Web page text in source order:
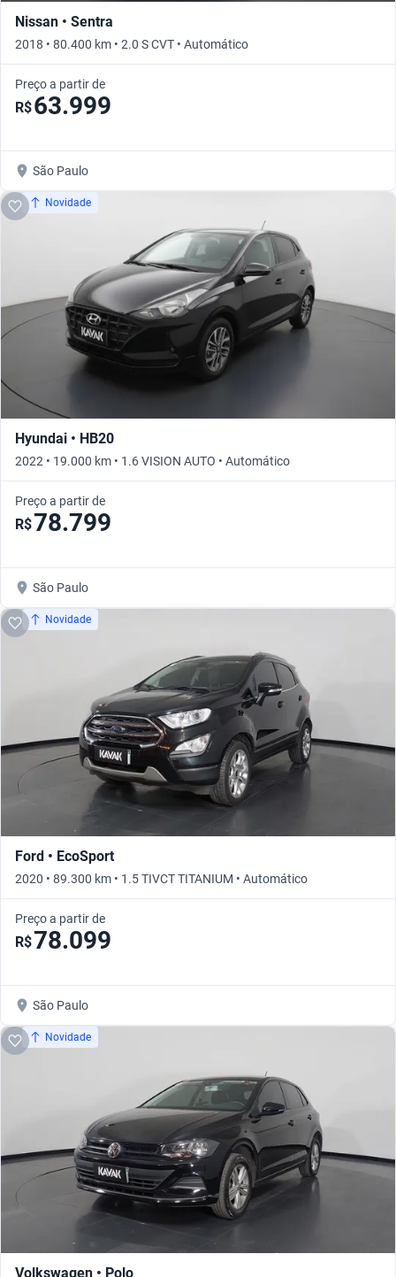
Nissan • Sentra
2018 • 80.400 km • 2.0 S CVT • Automático
Preço a partir de
R$63.999
São Paulo
Novidade
Hyundai • HB20
2022 • 19.000 km • 1.6 VISION AUTO • Automático
Preço a partir de
R$78.799
São Paulo
Novidade
Ford • EcoSport
2020 • 89.300 km • 1.5 TIVCT TITANIUM • Automático
Preço a partir de
R$78.099
São Paulo
Novidade
Volkswagen • Polo